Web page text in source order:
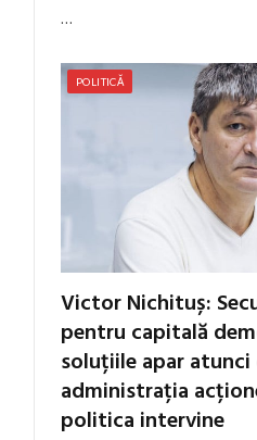
…
POLITICĂ
Victor Nichituș:
pentru capitală
soluțiile apar atunci
administrația
politica intervine